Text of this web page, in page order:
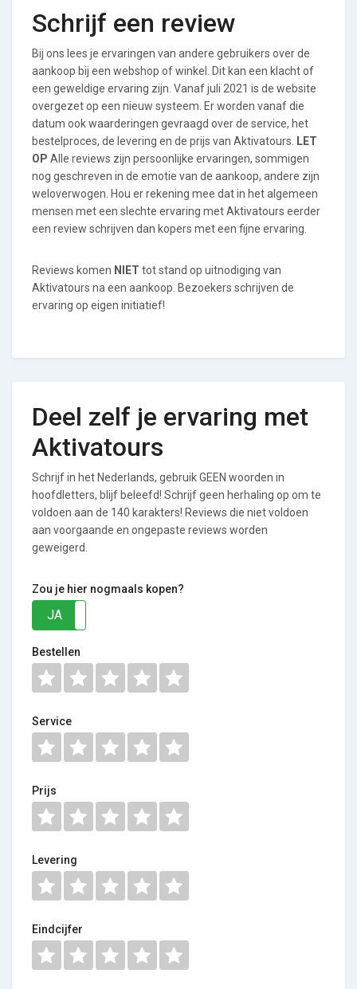
Schrijf een review
Bij ons lees je ervaringen van andere gebruikers over de
aankoop bij een webshop of winkel. Dit kan een klacht of
een geweldige ervaring zijn. Vanaf juli 2021 is de website
overgezet op een nieuw systeem. Er worden vanaf die
datum ook waarderingen gevraagd over de service, het
bestelproces, de levering en de prijs van Aktivatours.
LET
OP Alle reviews zijn persoonlijke ervaringen, sommigen
nog geschreven in de emotie van de aankoop, andere zijn
weloverwogen. Hou er rekening mee dat in het algemeen
mensen met een slechte ervaring met Aktivatours eerder
een review schrijven dan kopers met een fijne ervaring.
Reviews komen NIET tot stand op uitnodiging van
Aktivatours na een aankoop. Bezoekers schrijven de
ervaring op eigen initiatief!
Deel zelf je ervaring met
Aktivatours
Schrijf in het Nederlands, gebruik GEEN woorden in
hoofdletters, blijf beleefd! Schrijf geen herhaling op om te
voldoen aan de 140 karakters! Reviews die niet voldoen
aan voorgaande en ongepaste reviews worden
geweigerd.
Zou je hier nogmaals kopen?
JA
Bestellen
Service
Prijs
Levering
Eindcijfer